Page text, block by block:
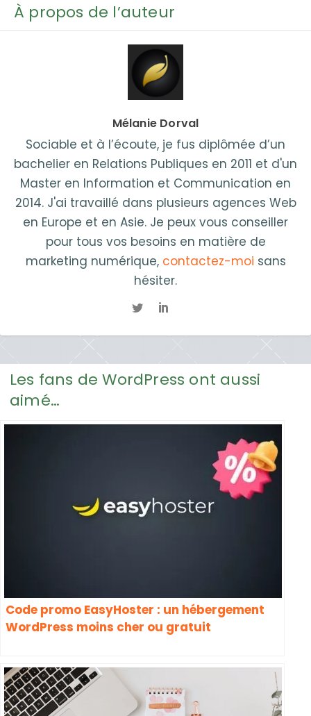
À propos de l’auteur
Mélanie Dorval
Sociable et à l’écoute, je fus diplômée d’un
bachelier en Relations Publiques en 2011 et d'un
Master en Information et Communication en
2014. J'ai travaillé dans plusieurs agences Web
en Europe et en Asie. Je peux vous conseiller
pour tous vos besoins en matière de
marketing numérique, contactez-moi sans
hésiter.
Les fans de WordPress ont aussi
aimé…
Code promo EasyHoster : un hébergement
WordPress moins cher ou gratuit